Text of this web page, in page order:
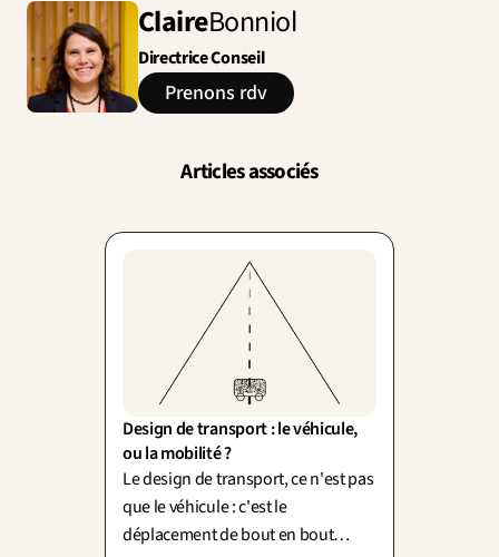
ClaireBonniol
Directrice Conseil
Prenons rdv
Articles associés
Design de transport : le véhicule,
ou la mobilité ?
Le design de transport, ce n'est pas
que le véhicule : c'est le
déplacement de bout en bout